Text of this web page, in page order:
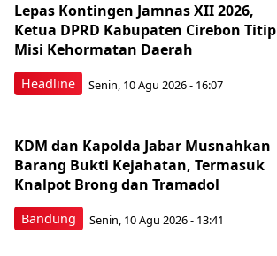
Headline
Lepas Kontingen Jamnas XII 2026,
Ketua DPRD Kabupaten Cirebon Titip
Misi Kehormatan Daerah
Senin, 10 Agu 2026 - 16:07
Bandung
KDM dan Kapolda Jabar Musnahkan
Barang Bukti Kejahatan, Termasuk
Knalpot Brong dan Tramadol
Senin, 10 Agu 2026 - 13:41